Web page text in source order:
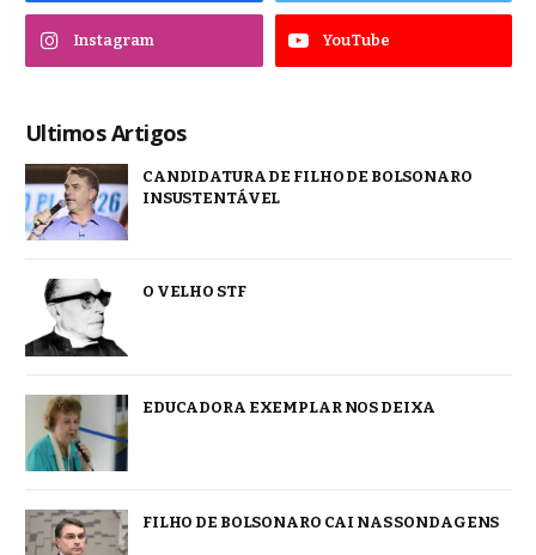
Instagram YouTube
Ultimos Artigos
CANDIDATURA DE FILHO DE BOLSONARO
INSUSTENTÁVEL
O VELHO STF
EDUCADORA EXEMPLAR NOS DEIXA
FILHO DE BOLSONARO CAI NAS SONDAGENS